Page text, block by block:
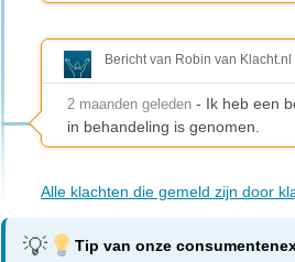
Bericht van Robin van Klacht.nl
2 maanden geleden - Ik heb een
in behandeling is genomen.
Alle klachten die gemeld zijn door
Tip van onze